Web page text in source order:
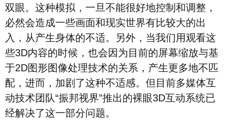
双眼。这种模拟，一旦不能很好地控制和调整，
必然会造成一些画面和现实世界有比较大的出
入，从产生身体的不适。另外，当我们用观看这
些3D内容的时候，也会因为目前的屏幕缩放与基
于2D图形图像处理技术的关系，产生更多地不匹
配，进而，加剧了这种不适感。但目前多媒体互
动技术团队“振邦视界”推出的裸眼3D互动系统已
经解决了这一部分问题。